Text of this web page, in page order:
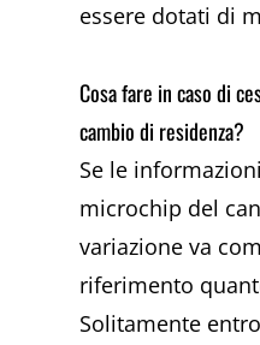
essere dotati di
Cosa fare in caso di
cambio di residenza?
Se le
microchip del
variazione va
riferimento
Solitamente